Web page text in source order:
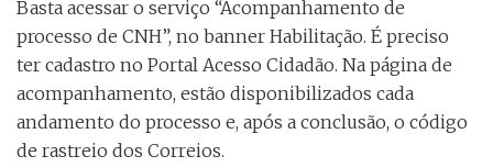
Basta acessar o serviço “Acompanhamento de
processo de CNH”, no banner Habilitação. É preciso
ter cadastro no Portal Acesso Cidadão. Na página de
acompanhamento, estão disponibilizados cada
andamento do processo e, após a conclusão, o código
de rastreio dos Correios.